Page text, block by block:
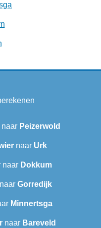
naar Peizerwold
naar Urk
naar Dokkum
naar Gorredijk
Minnertsga
naar Bareveld